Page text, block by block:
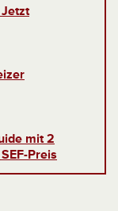
mit 2
Preis